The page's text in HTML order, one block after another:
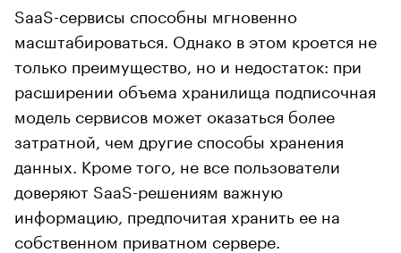
SaaS-сервисы способны мгновенно
масштабироваться. Однако в этом кроется не
только преимущество, но и недостаток: при
расширении объема хранилища подписочная
модель сервисов может оказаться более
затратной, чем другие способы хранения
данных. Кроме того, не все пользователи
доверяют SaaS-решениям важную
информацию, предпочитая хранить ее на
собственном приватном сервере.